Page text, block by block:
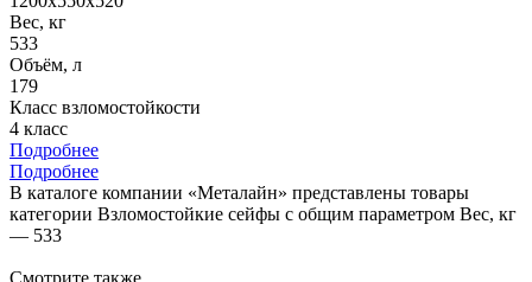
Вес, кг
533
Объём, л
179
Класс взломостойкости
4 класс
Подробнее
Подробнее
В каталоге компании «Металайн» представлены товары
категории Взломостойкие сейфы с общим параметром Вес, кг
— 533
Смотрите также